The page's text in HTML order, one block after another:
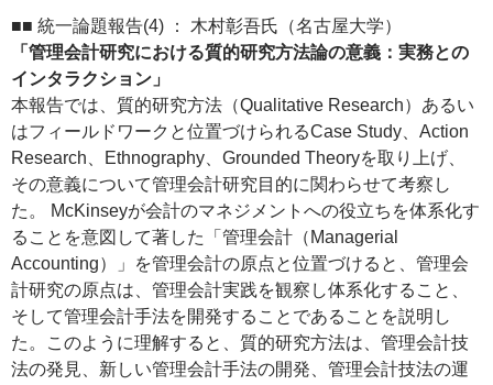
■■ 統一論題報告(4) ： 木村彰吾氏（名古屋大学）
「管理会計研究における質的研究方法論の意義：実務との
インタラクション」
本報告では、質的研究方法（Qualitative Research）あるい
はフィールドワークと位置づけられるCase Study、Action
Research、Ethnography、Grounded Theoryを取り上げ、
その意義について管理会計研究目的に関わらせて考察し
た。 McKinseyが会計のマネジメントへの役立ちを体系化す
ることを意図して著した「管理会計（Managerial
Accounting）」を管理会計の原点と位置づけると、管理会
計研究の原点は、管理会計実践を観察し体系化すること、
そして管理会計手法を開発することであることを説明し
た。このように理解すると、質的研究方法は、管理会計技
法の発見、新しい管理会計手法の開発、管理会計技法の運